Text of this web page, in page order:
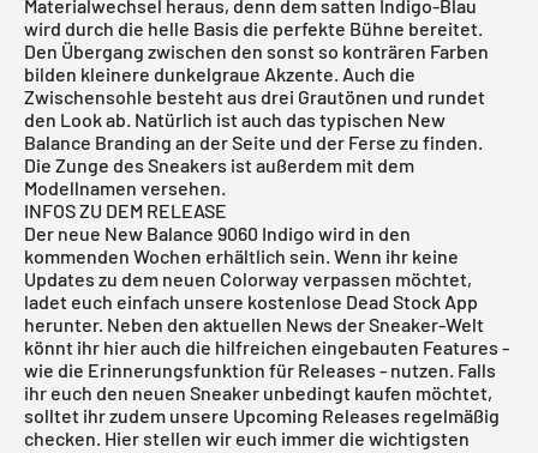
Materialwechsel heraus, denn dem satten Indigo-Blau
wird durch die helle Basis die perfekte Bühne bereitet.
Den Übergang zwischen den sonst so konträren Farben
bilden kleinere dunkelgraue Akzente. Auch die
Zwischensohle besteht aus drei Grautönen und rundet
den Look ab. Natürlich ist auch das typischen New
Balance Branding an der Seite und der Ferse zu finden.
Die Zunge des Sneakers ist außerdem mit dem
Modellnamen versehen.
INFOS ZU DEM RELEASE
Der neue New Balance 9060 Indigo wird in den
kommenden Wochen erhältlich sein. Wenn ihr keine
Updates zu dem neuen Colorway verpassen möchtet,
ladet euch einfach unsere kostenlose Dead Stock App
herunter. Neben den aktuellen News der Sneaker-Welt
könnt ihr hier auch die hilfreichen eingebauten Features -
wie die Erinnerungsfunktion für Releases - nutzen. Falls
ihr euch den neuen Sneaker unbedingt kaufen möchtet,
solltet ihr zudem unsere Upcoming Releases regelmäßig
checken. Hier stellen wir euch immer die wichtigsten